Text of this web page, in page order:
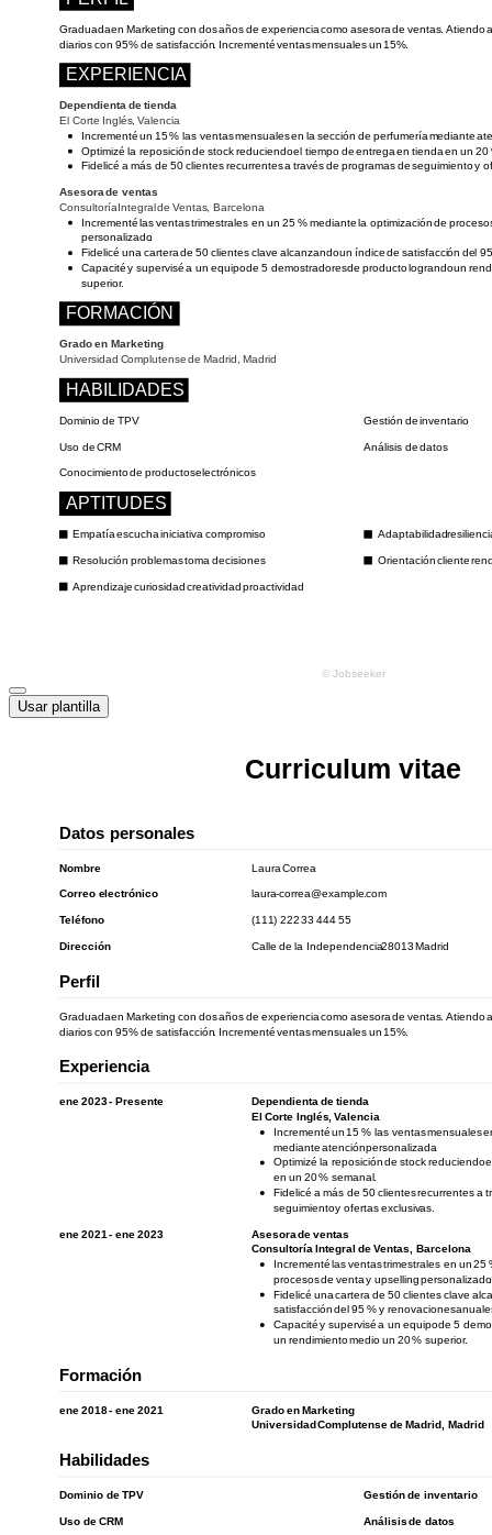
Usar plantilla